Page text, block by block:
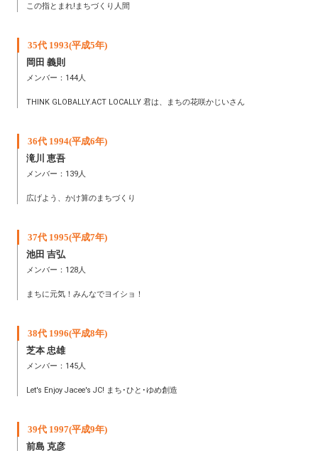
この指とまれ!まちづくり人間
35代 1993(平成5年)
岡田 義則
メンバー：144人
THINK GLOBALLY.ACT LOCALLY 君は、まちの花咲かじいさん
36代 1994(平成6年)
滝川 恵吾
メンバー：139人
広げよう、かけ算のまちづくり
37代 1995(平成7年)
池田 吉弘
メンバー：128人
まちに元気！みんなでヨイショ！
38代 1996(平成8年)
芝本 忠雄
メンバー：145人
Let's Enjoy Jacee's JC! まち･ひと･ゆめ創造
39代 1997(平成9年)
前島 克彦